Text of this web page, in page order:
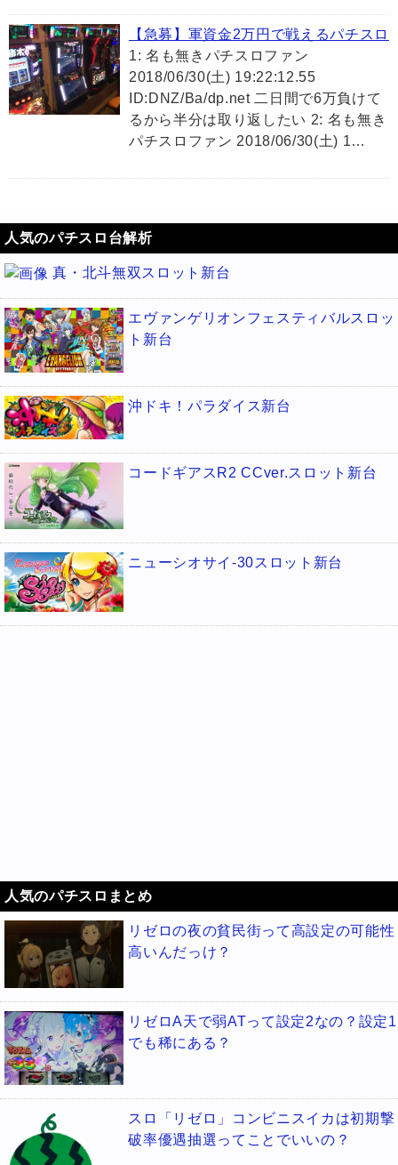
【急募】軍資金2万円で戦えるパチスロ
1: 名も無きパチスロファン
2018/06/30(土) 19:22:12.55
ID:DNZ/Ba/dp.net 二日間で6万負けて
るから半分は取り返したい 2: 名も無き
パチスロファン 2018/06/30(土) 1…
人気のパチスロ台解析
真・北斗無双スロット新台
エヴァンゲリオンフェスティバルスロッ
ト新台
沖ドキ！パラダイス新台
コードギアスR2 CCver.スロット新台
ニューシオサイ-30スロット新台
人気のパチスロまとめ
リゼロの夜の貧民街って高設定の可能性
高いんだっけ？
リゼロA天で弱ATって設定2なの？設定1
でも稀にある？
スロ「リゼロ」コンビニスイカは初期撃
破率優遇抽選ってことでいいの？